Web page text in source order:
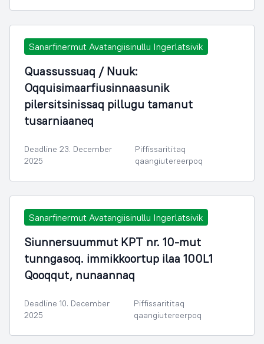
Sanarfinermut Avatangiisinullu Ingerlatsivik
Quassussuaq / Nuuk:
Oqquisimaarfiusinnaasunik
pilersitsinissaq pillugu tamanut
tusarniaaneq
Deadline 23. December
2025
Piffissarititaq
qaangiutereerpoq
Sanarfinermut Avatangiisinullu Ingerlatsivik
Siunnersuummut KPT nr. 10-mut
tunngasoq. immikkoortup ilaa 100L1
Qooqqut, nunaannaq
Deadline 10. December
2025
Piffissarititaq
qaangiutereerpoq